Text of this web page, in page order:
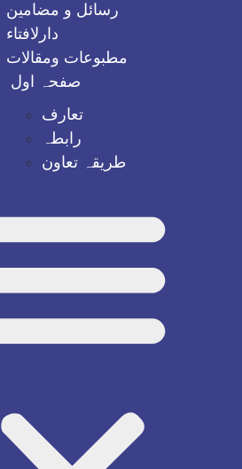
رسائل و مضامین
دارلافتاء
مطبوعات ومقالات
صفحہ اول
تعارف
رابطہ
طریقہ تعاون